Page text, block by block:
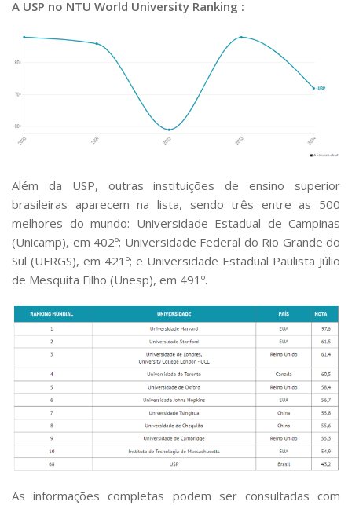
A USP no NTU World University Ranking :
Além da USP, outras instituições de ensino superior
brasileiras aparecem na lista, sendo três entre as 500
melhores do mundo: Universidade Estadual de Campinas
(Unicamp), em 402º; Universidade Federal do Rio Grande do
Sul (UFRGS), em 421º; e Universidade Estadual Paulista Júlio
de Mesquita Filho (Unesp), em 491º.
As informações completas podem ser consultadas com